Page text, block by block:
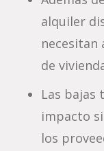
alquiler
necesitan
de
Las bajas
impacto
los